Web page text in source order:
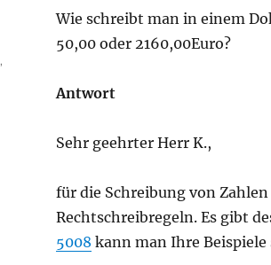
Wie schreibt man in einem
50,00 oder 2160,00Euro?
Antwort
Sehr geehrter Herr K.,
für die Schreibung von
Rechtschreibregeln. Es gibt
5008 kann man Ihre Beispiele
,